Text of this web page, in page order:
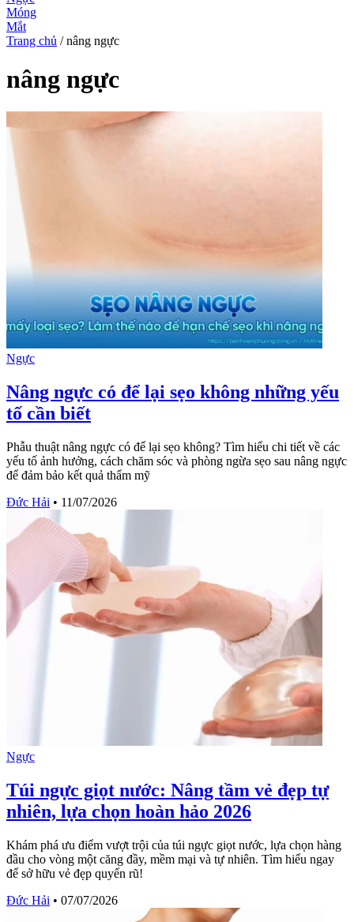
Móng
Mắt
Trang chủ / nâng ngực
nâng ngực
Ngực
Nâng ngực có để lại sẹo không những yếu
tố cần biết
Phẫu thuật nâng ngực có để lại sẹo không? Tìm hiểu chi tiết về các
yếu tố ảnh hưởng, cách chăm sóc và phòng ngừa sẹo sau nâng ngực
để đảm bảo kết quả thẩm mỹ
Đức Hải • 11/07/2026
Ngực
Túi ngực giọt nước: Nâng tầm vẻ đẹp tự
nhiên, lựa chọn hoàn hảo 2026
Khám phá ưu điểm vượt trội của túi ngực giọt nước, lựa chọn hàng
đầu cho vòng một căng đầy, mềm mại và tự nhiên. Tìm hiểu ngay
để sở hữu vẻ đẹp quyến rũ!
Đức Hải • 07/07/2026